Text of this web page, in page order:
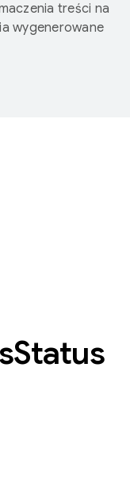
treści na
wygenerowane
Status